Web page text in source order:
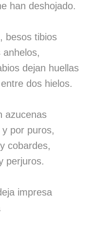
han deshojado.
besos tibios
dejan huellas
dos hielos.
azucenas
por puros,
cobardes,
perjuros.
impresa